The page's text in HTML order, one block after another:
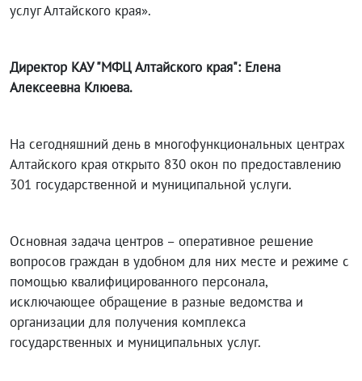
услуг Алтайского края».
Директор КАУ "МФЦ Алтайского края": Елена
Алексеевна Клюева.
На сегодняшний день в многофункциональных центрах
Алтайского края открыто 830 окон по предоставлению
301 государственной и муниципальной услуги.
Основная задача центров – оперативное решение
вопросов граждан в удобном для них месте и режиме с
помощью квалифицированного персонала,
исключающее обращение в разные ведомства и
организации для получения комплекса
государственных и муниципальных услуг.